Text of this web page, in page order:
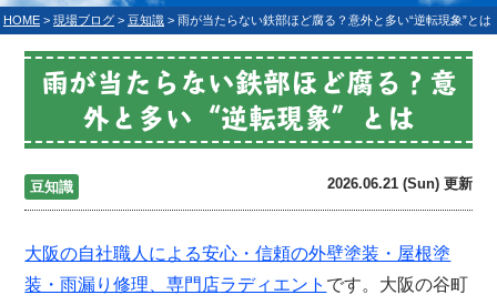
HOME > 現場ブログ > 豆知識 > 雨が当たらない鉄部ほど腐る？意外と多い“逆転現象”とは
雨が当たらない鉄部ほど腐る？意
外と多い“逆転現象”とは
豆知識 2026.06.21 (Sun) 更新
大阪の自社職人による安心・信頼の外壁塗装・屋根塗
装・雨漏り修理、専門店ラディエント です。大阪の谷町